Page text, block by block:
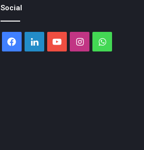
Social
Facebook
LinkedinYouTubeInstagramWhatsApp